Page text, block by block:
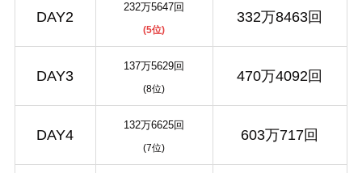
DAY2
232万5647回
(5位)
332万8463回
DAY3
137万5629回
(8位)
470万4092回
DAY4
132万6625回
(7位)
603万717回